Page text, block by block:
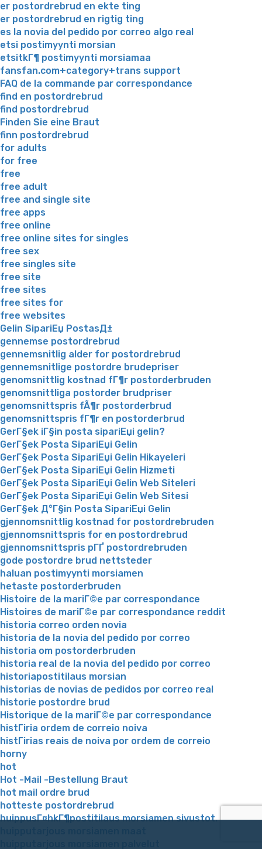
er postordrebrud en ekte ting
er postordrebrud en rigtig ting
es la novia del pedido por correo algo real
etsi postimyynti morsian
etsitkГ¶ postimyynti morsiamaa
fansfan.com+category+trans support
FAQ de la commande par correspondance
find en postordrebrud
find postordrebrud
Finden Sie eine Braut
finn postordrebrud
for adults
for free
free
free adult
free and single site
free apps
free online
free online sites for singles
free sex
free singles site
free site
free sites
free sites for
free websites
Gelin SipariЕџ PostasД±
gennemse postordrebrud
gennemsnitlig alder for postordrebrud
gennemsnitlige postordre brudepriser
genomsnittlig kostnad fГ¶r postorderbruden
genomsnittliga postorder brudpriser
genomsnittspris fÃ¶r postorderbrud
genomsnittspris fГ¶r en postorderbrud
GerГ§ek iГ§in posta sipariЕџi gelin?
GerГ§ek Posta SipariЕџi Gelin
GerГ§ek Posta SipariЕџi Gelin Hikayeleri
GerГ§ek Posta SipariЕџi Gelin Hizmeti
GerГ§ek Posta SipariЕџi Gelin Web Siteleri
GerГ§ek Posta SipariЕџi Gelin Web Sitesi
GerГ§ek Д°Г§in Posta SipariЕџi Gelin
gjennomsnittlig kostnad for postordrebruden
gjennomsnittspris for en postordrebrud
gjennomsnittspris pГҐ postordrebruden
gode postordre brud nettsteder
haluan postimyynti morsiamen
hetaste postorderbruden
Histoire de la mariГ©e par correspondance
Histoires de mariГ©e par correspondance reddit
historia correo orden novia
historia de la novia del pedido por correo
historia om postorderbruden
historia real de la novia del pedido por correo
historiapostitilaus morsian
historias de novias de pedidos por correo real
historie postordre brud
Historique de la mariГ©e par correspondance
histГіria ordem de correio noiva
histГіrias reais de noiva por ordem de correio
horny
hot
Hot -Mail -Bestellung Braut
hot mail ordre brud
hotteste postordrebrud
huippusГ¤hkГ¶postitilaus morsiamen sivustot.